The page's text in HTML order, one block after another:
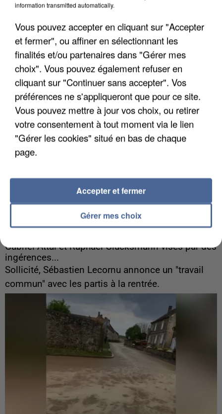
7 août 2026
Algérie
Un cofondateur du réseau avait été interpellé
quelques jours plus tôt.
Gabriel Attal et Raphaël Glucksmann visés par des
ingérences...
Sollicité, Sébastien Lecornu annonce un "travail
commun" avec les partis à la rentrée.
information transmitted automatically.
Vous pouvez accepter en cliquant sur "Accepter
et fermer", ou affiner en sélectionnant les
finalités et/ou partenaires dans "Gérer mes
choix". Vous pouvez également refuser en
cliquant sur "Continuer sans accepter". Vos
préférences ne s'appliqueront que pour ce site.
Vous pouvez mettre à jour vos choix, ou retirer
votre consentement à tout moment via le lien
"Gérer les cookies" situé en bas de chaque
page.
Gérer mes choix
Accepter et fermer